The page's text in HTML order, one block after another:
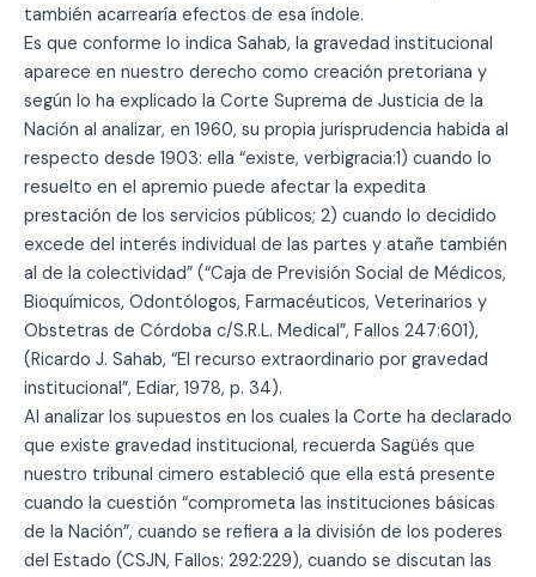
también acarrearía efectos de esa índole.
Es que conforme lo indica Sahab, la gravedad institucional
aparece en nuestro derecho como creación pretoriana y
según lo ha explicado la Corte Suprema de Justicia de la
Nación al analizar, en 1960, su propia jurisprudencia habida al
respecto desde 1903: ella “existe, verbigracia:1) cuando lo
resuelto en el apremio puede afectar la expedita
prestación de los servicios públicos; 2) cuando lo decidido
excede del interés individual de las partes y atañe también
al de la colectividad” (“Caja de Previsión Social de Médicos,
Bioquímicos, Odontólogos, Farmacéuticos, Veterinarios y
Obstetras de Córdoba c/S.R.L. Medical”, Fallos 247:601),
(Ricardo J. Sahab, “El recurso extraordinario por gravedad
institucional”, Ediar, 1978, p. 34).
Al analizar los supuestos en los cuales la Corte ha declarado
que existe gravedad institucional, recuerda Sagüés que
nuestro tribunal cimero estableció que ella está presente
cuando la cuestión “comprometa las instituciones básicas
de la Nación”, cuando se refiera a la división de los poderes
del Estado (CSJN, Fallos: 292:229), cuando se discutan las